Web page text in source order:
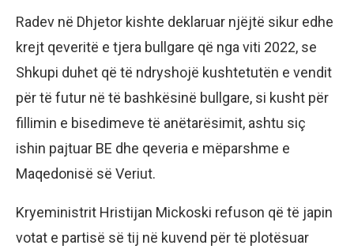
Radev në Dhjetor kishte deklaruar njëjtë sikur edhe
krejt qeveritë e tjera bullgare që nga viti 2022, se
Shkupi duhet që të ndryshojë kushtetutën e vendit
për të futur në të bashkësinë bullgare, si kusht për
fillimin e bisedimeve të anëtarësimit, ashtu siç
ishin pajtuar BE dhe qeveria e mëparshme e
Maqedonisë së Veriut.
Kryeministrit Hristijan Mickoski refuson që të japin
votat e partisë së tij në kuvend për të plotësuar